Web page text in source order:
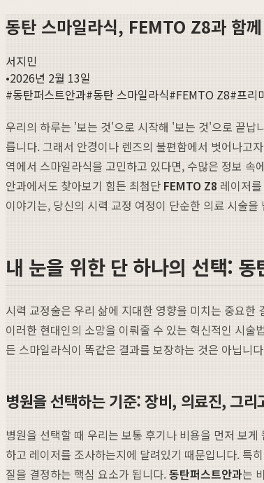
동탄 스마일라식, FEMTO Z8과 함
서지민
•2026년 2월 13일
#동탄퍼스트안과#동탄 스마일라식#FEMTO Z8#프리
우리의 하루는 '보는 것'으로 시작해 '보는 것'으로 끝납
릅니다. 그래서 안경이나 렌즈의 불편함에서 벗어나고
역에서 스마일라식을 고민하고 있다면, 수많은 정보
안과에서도 찾아보기 힘든 최첨단 FEMTO Z8 레이저
이야기는, 당신의 시력 교정 여정이 단순한 의료 시술
내 눈을 위한 단 하나의 선택:
시력 교정술은 우리 삶에 지대한 영향을 미치는 중요
이러한 현대인의 소망을 이뤄줄 수 있는 혁신적인 시
든 스마일라식이 똑같은 결과를 보장하는 것은 아닙니
병원을 선택하는 기준: 장비, 의료진, 그리
병원을 선택할 때 우리는 보통 후기나 비용을 먼저 보
하고 레이저를 조사하는지에 달려있기 때문입니다. 특
질을 결정하는 핵심 요소가 됩니다.동탄퍼스트안과는